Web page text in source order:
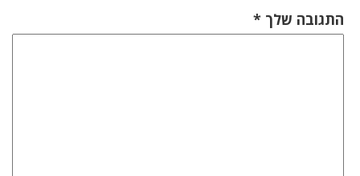
התגובה שלך *